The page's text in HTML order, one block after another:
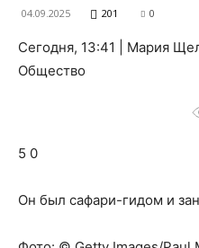
04.09.2025 201 0
Сегодня, 13:41 | Мария
Общество
5 0
Он был сафари-гидом и